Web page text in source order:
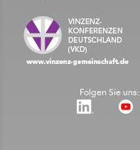
Folgen Sie uns: